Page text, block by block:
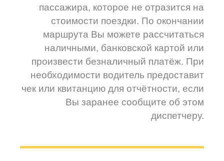
пассажира, которое не отразится на
стоимости поездки. По окончании
маршрута Вы можете рассчитаться
наличными, банковской картой или
произвести безналичный платёж. При
необходимости водитель предоставит
чек или квитанцию для отчётности, если
Вы заранее сообщите об этом
диспетчеру.